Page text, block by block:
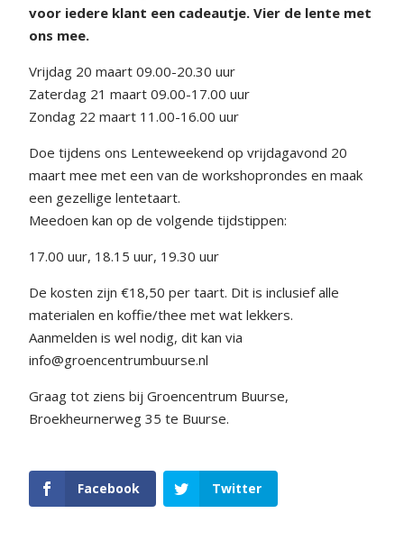
voor iedere klant een cadeautje. Vier de lente met
ons mee.
Vrijdag 20 maart 09.00-20.30 uur
Zaterdag 21 maart 09.00-17.00 uur
Zondag 22 maart 11.00-16.00 uur
Doe tijdens ons Lenteweekend op vrijdagavond 20
maart mee met een van de workshoprondes en maak
een gezellige lentetaart.
Meedoen kan op de volgende tijdstippen:
17.00 uur, 18.15 uur, 19.30 uur
De kosten zijn €18,50 per taart. Dit is inclusief alle
materialen en koffie/thee met wat lekkers.
Aanmelden is wel nodig, dit kan via
info@groencentrumbuurse.nl
Graag tot ziens bij Groencentrum Buurse,
Broekheurnerweg 35 te Buurse.
Facebook Twitter